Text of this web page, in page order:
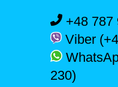
+48 787
Viber
230)